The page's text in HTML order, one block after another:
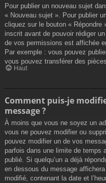
Pour publier un nouveau sujet
« Nouveau sujet ». Pour publier
cliquez sur le bouton « Répondre
inscrit avant de pouvoir rédiger
de vos permissions est affichée
Par exemple : vous pouvez
vous pouvez transférer des
Haut
Comment puis-je
message ?
À moins que vous ne soyez un
vous ne pouvez modifier ou
pouvez modifier un de vos
parfois dans une limite de temps
publié. Si quelqu’un a déjà
en dessous du message
modifié, contenant la date et